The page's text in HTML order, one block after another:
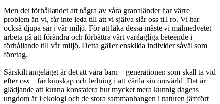
Men det förhållandet att några av våra grannländer har värre
problem än vi, får inte leda till att vi själva slår oss till ro. Vi har
också djupa sår i vår miljö. För att läka dessa måste vi målmedvetet
arbeta på att förändra och förbättra vårt vardagliga beteende i
förhållande till vår miljö. Detta gäller enskilda individer såväl som
företag.
Särskilt angeläget är det att våra barn – generationen som skall ta vid
efter oss – får kunskap och ledning i att vårda sin omvärld. Det är
glädjande att kunna konstatera hur mycket mera kunnig dagens
ungdom är i ekologi och de stora sammanhangen i naturen jämfört